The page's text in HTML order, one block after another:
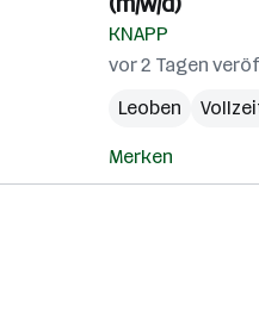
KNAPP
vor 2 Tagen
Leoben
Merken